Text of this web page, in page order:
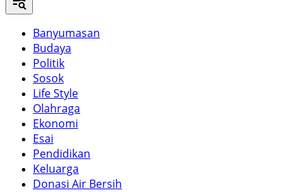
Banyumasan
Budaya
Politik
Sosok
Life Style
Olahraga
Ekonomi
Esai
Pendidikan
Keluarga
Donasi Air Bersih